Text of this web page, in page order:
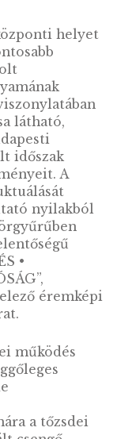
Zrt.
mind
régió
1990. június
fejlődésnek
egyik
a hazai
a gazdasági
a
látható,